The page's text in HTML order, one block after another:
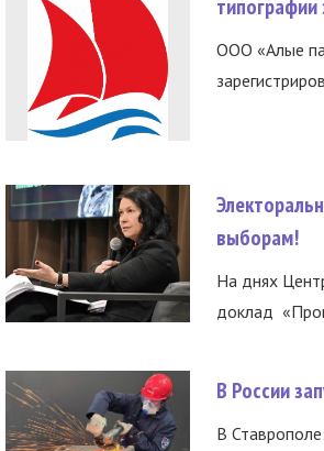
ООО «Алые
выборам!
На днях
доклад
В России
В Ставрополе